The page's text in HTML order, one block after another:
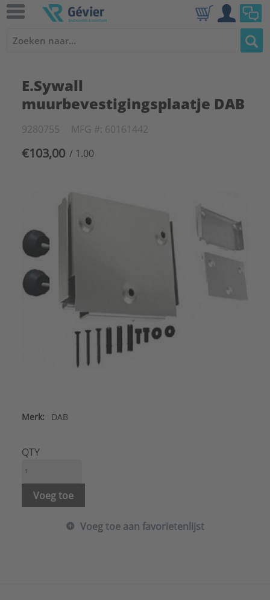
E.Sywall
muurbevestigingsplaatje DAB
9280755 MFG #: 60161442
€103,00 / 1.00
Merk: DAB
QTY
Voeg toe
Voeg toe aan favorietenlijst